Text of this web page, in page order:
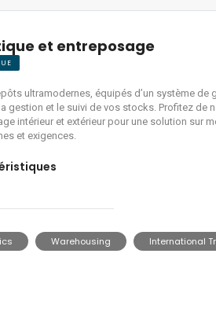
et entreposage
ultramodernes, équipés d’un système de
gestion et le suivi de vos stocks. Profitez de
intérieur et extérieur pour une solution sur
et exigences.
Warehousing International